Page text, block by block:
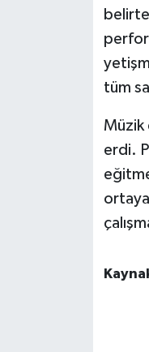
tüm
Müzik
erdi.